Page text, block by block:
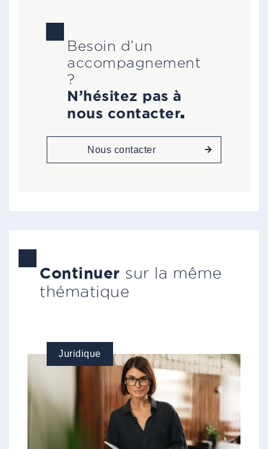
Besoin d’un
accompagnement
?
N’hésitez pas à
nous contacter
Nous contacter
Continuer sur la même
thématique
Juridique